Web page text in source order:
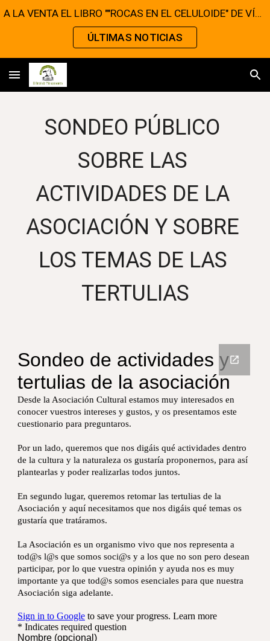
A LA VENTA EL LIBRO ""ROCAS EN EL CELULOIDE" DE VÍCTOR MATELLANO
ÚLTIMAS NOTICIAS
SONDEO PÚBLICO
SOBRE LAS
ACTIVIDADES DE LA
ASOCIACIÓN Y SOBRE
LOS TEMAS DE LAS
TERTULIAS